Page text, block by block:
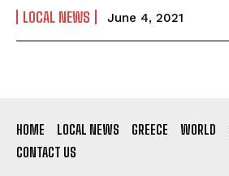
LOCAL NEWS June 4, 2021
HOME LOCAL NEWS GREECE WORLD
CONTACT US